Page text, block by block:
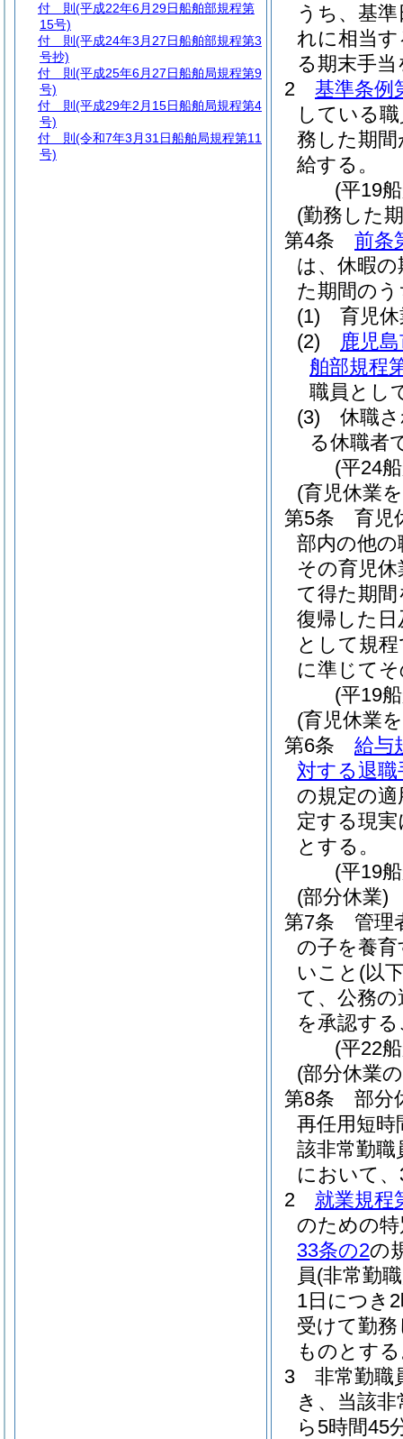
うち、基
れに相当
る期末手
2
基準条例
している
務した期
給する。
(平19
(勤務した
第4条
前条
は、休暇
た期間の
(1)
育児
(2)
鹿児
舶部規程
職員とし
(3)
休職
る休職者
(平24
(育児休業
第5条
育児
部内の他
その育児
て得た期
復帰した
として規
に準じて
(平19
(育児休業
第6条
給与
対する退
の規定の
定する現
とする。
(平19
(部分休業)
第7条
管理
の子を養
いこと (以
て、公務
を承認す
(平22
(部分休業
第8条
部分
再任用短時
該非常勤
において
2
就業規程
のための
33条の2の
員(非常勤
1日につき
受けて勤
ものとす
3
非常勤職
き、当該
ら5時間45
付 則 (平成22年6月29日船舶部規程第
15号)
付 則 (平成24年3月27日船舶部規程第3
号抄)
付 則 (平成25年6月27日船舶局規程第9
号)
付 則 (平成29年2月15日船舶局規程第4
号)
付 則 (令和7年3月31日船舶局規程第11
号)